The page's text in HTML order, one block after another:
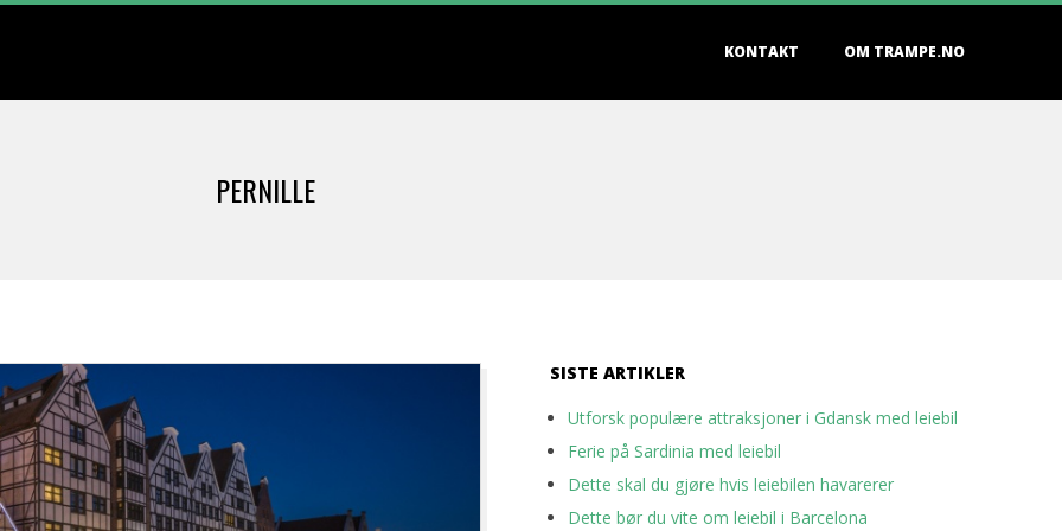
Menu
KONTAKT OM TRAMPE.NO
PERNILLE
SISTE ARTIKLER
Utforsk populære attraksjoner i Gdansk med leiebil
Ferie på Sardinia med leiebil
Dette skal du gjøre hvis leiebilen havarerer
Dette bør du vite om leiebil i Barcelona